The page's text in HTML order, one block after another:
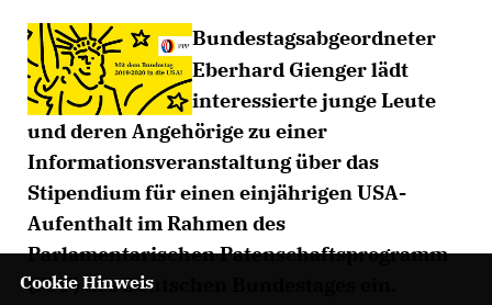
Bundestagsabgeordneter
Eberhard Gienger lädt
interessierte junge Leute
und deren Angehörige zu einer
Informationsveranstaltung über das
Stipendium für einen einjährigen USA-
Aufenthalt im Rahmen des
Parlamentarischen Patenschaftsprogramm
(PPP) des Deutschen Bundestages ein.
Cookie Hinweis